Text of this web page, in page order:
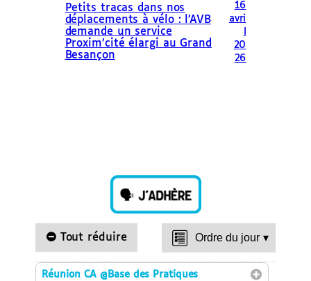
Petits tracas dans nos
déplacements à vélo : l’AVB
demande un service
Proxim’cité élargi au Grand
Besançon
16
avri
20
26
Tout réduire Ordre du jour ▾
Réunion CA@Base des Pratiques